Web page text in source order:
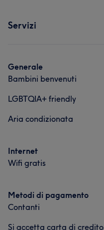
Servizi
Generale
Bambini benvenuti
LGBTQIA+ friendly
Aria condizionata
Internet
Wifi gratis
Metodi di pagamento
Contanti
Si accetta carta di credito